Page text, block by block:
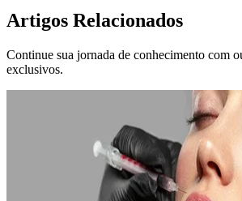
Artigos Relacionados
Continue sua jornada de conhecimento com
exclusivos.